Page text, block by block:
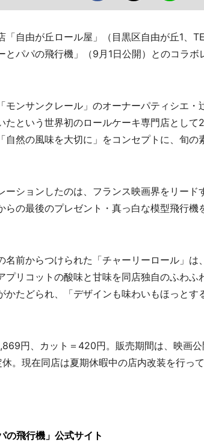
自由が丘ロール屋」（目黒区自由が丘1、
とパパの飛行機」（9月1日公開）とのコラ
ンサンクレール」のオーナーパティシエ・
たという世界初のロールケーキ専門店とし
自然の風味を大切に」をコンセプトに、旬
ションしたのは、フランス映画界をリード
らの最後のプレゼント・真っ白な模型飛行機
前からつけられた「チャーリーロール」は
プリコットの酸味と甘味を同店独自のふわ
かたどられ、「デザインも味わいもほっと
円、カット＝420円。販売期間は、映画公
。現在同店は夏期休暇中の店内改装を行っ
の飛行機」公式サイト